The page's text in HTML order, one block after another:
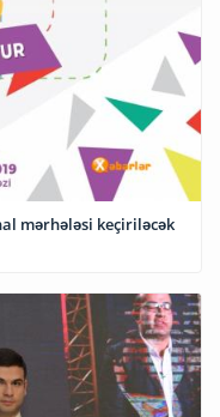
mərhələsi keçiriləcək